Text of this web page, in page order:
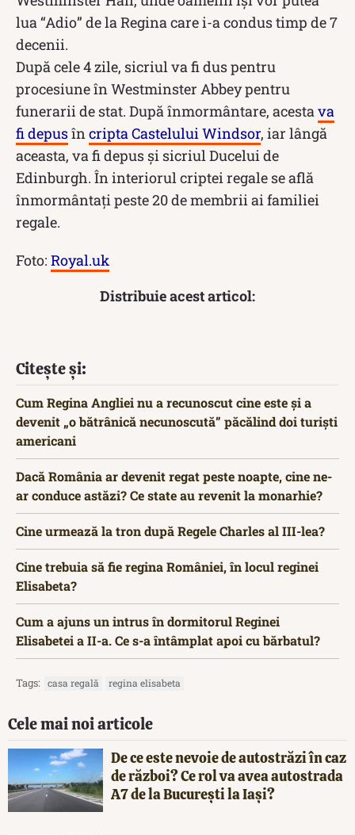
lua “Adio” de la Regina care i-a condus timp de 7
decenii.
După cele 4 zile, sicriul va fi dus pentru
procesiune în Westminster Abbey pentru
funerarii de stat. După înmormântare, acestava
fi depusîncripta Castelului Windsor, iar lângă
aceasta, va fi depus și sicriul Ducelui de
Edinburgh. În interiorul criptei regale se află
înmormântați peste 20 de membrii ai familiei
regale.
Foto: Royal.uk
Distribuie acest articol:
Citește și:
Cum Regina Angliei nu a recunoscut cine este și a
devenit „o bătrânică necunoscută” păcălind doi turiști
americani
Dacă România ar devenit regat peste noapte, cine ne-
ar conduce astăzi? Ce state au revenit la monarhie?
Cine urmează la tron după Regele Charles al III-lea?
Cine trebuia să fie regina României, în locul reginei
Elisabeta?
Cum a ajuns un intrus în dormitorul Reginei
Elisabetei a II-a. Ce s-a întâmplat apoi cu bărbatul?
Tags: casa regală regina elisabeta
Cele mai noi articole
De ce este nevoie de autostrăzi în caz
de război? Ce rol va avea autostrada
A7 de la București la Iași?